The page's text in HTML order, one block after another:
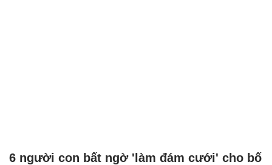
6 người con bất ngờ 'làm đám cưới' cho bố